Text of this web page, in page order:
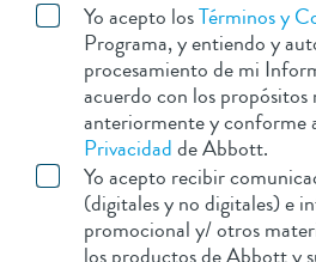
Yo acepto losTérminos y
Programa, y entiendo y
procesamiento de mi
acuerdo con los propósitos
anteriormente y conforme
Privacidadde Abbott.
Yo acepto recibir
(digitales y no digitales) e
promocional y/ otros